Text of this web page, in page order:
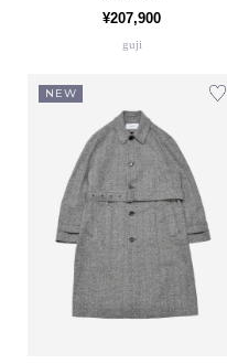
¥207,900
guji
NEW